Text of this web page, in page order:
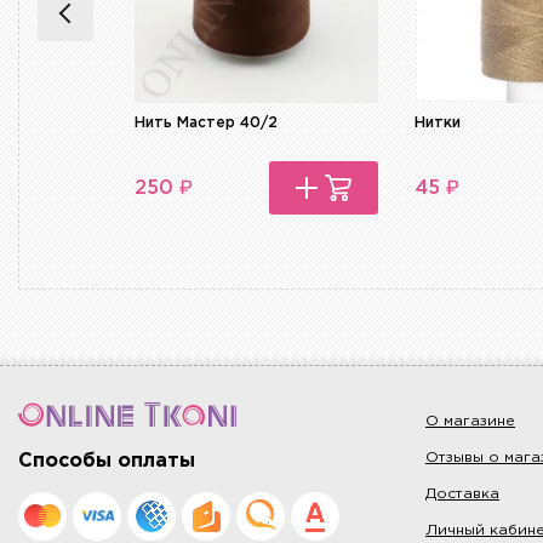
Нить Мастер 40/2
250 ₽
Нитки
45 ₽
Способы оплаты
О магазине
Отзывы о
Доставка
Личный